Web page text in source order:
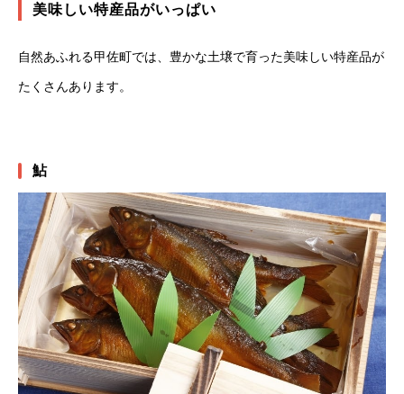
美味しい特産品がいっぱい
自然あふれる甲佐町では、豊かな土壌で育った美味しい特産品が
たくさんあります。
鮎